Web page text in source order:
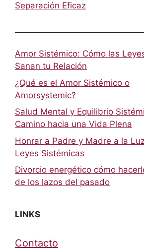
Separación Eficaz
Amor Sistémico: Cómo las
Sanan tu Relación
¿Qué es el Amor Sistémico o
Amorsystemic?
Salud Mental y Equilibrio
Camino hacia una Vida Plena
Honrar a Padre y Madre a la
Leyes Sistémicas
Divorcio energético cómo
de los lazos del pasado
LINKS
Contacto